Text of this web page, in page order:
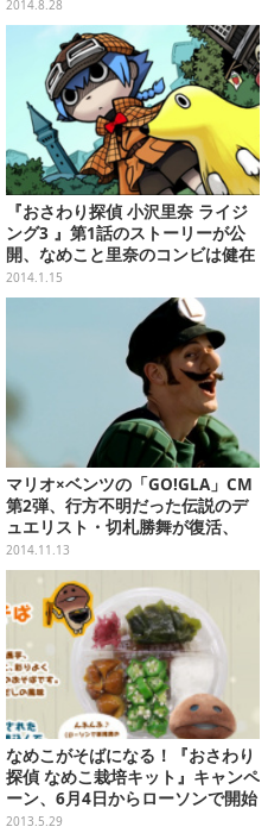
2014.8.28
『おさわり探偵 小沢里奈 ライジ
ング3 』第1話のストーリーが公
開、なめこと里奈のコンビは健在
2014.1.15
マリオ×ベンツの「GO!GLA」CM
第2弾、行方不明だった伝説のデ
ュエリスト・切札勝舞が復活、
『CLANNAD』英語版の資金調達
が1日足らずで達成、など…昨日
のまとめ(11/12)
2014.11.13
なめこがそばになる！『おさわり
探偵 なめこ栽培キット』キャンペ
ーン、6月4日からローソンで開始
2013.5.29